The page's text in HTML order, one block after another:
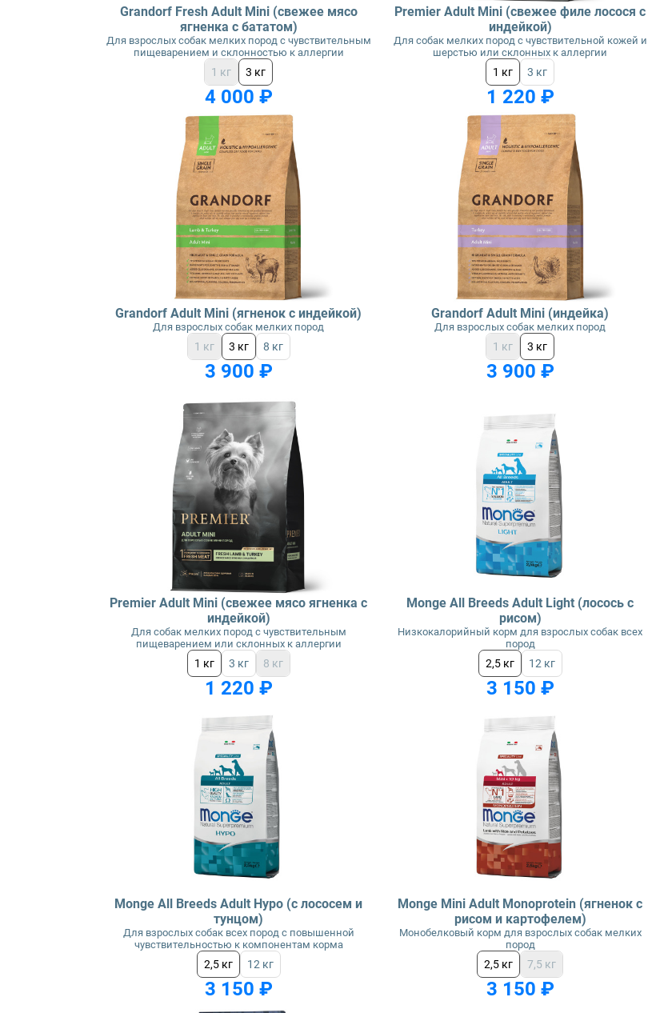
Grandorf Fresh Adult Mini (свежее мясо
ягненка с бататом)
Для взрослых собак мелких пород с чувствительным
пищеварением и склонностью к аллергии
1 кг 3 кг
4 000 ₽
Premier Adult Mini (свежее филе лосося с
индейкой)
Для собак мелких пород с чувствительной кожей и
шерстью или склонных к аллергии
1 кг 3 кг
1 220 ₽
Grandorf Adult Mini (ягненок с индейкой)
Для взрослых собак мелких пород
1 кг 3 кг 8 кг
3 900 ₽
Grandorf Adult Mini (индейка)
Для взрослых собак мелких пород
1 кг 3 кг
3 900 ₽
Premier Adult Mini (свежее мясо ягненка с
индейкой)
Для собак мелких пород с чувствительным
пищеварением или склонных к аллергии
1 кг 3 кг 8 кг
1 220 ₽
Monge All Breeds Adult Light (лосось с
рисом)
Низкокалорийный корм для взрослых собак всех
пород
2,5 кг 12 кг
3 150 ₽
Monge All Breeds Adult Hypo (с лососем и
тунцом)
Для взрослых собак всех пород с повышенной
чувствительностью к компонентам корма
2,5 кг 12 кг
3 150 ₽
Monge Mini Adult Monoprotein (ягненок с
рисом и картофелем)
Монобелковый корм для взрослых собак мелких
пород
2,5 кг 7,5 кг
3 150 ₽